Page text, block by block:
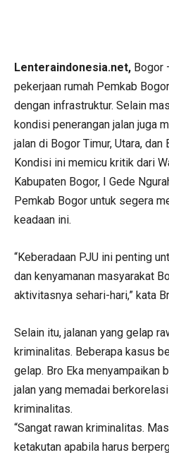
Lenteraindonesia.net, Bogor
pekerjaan rumah Pemkab
dengan infrastruktur. Selain
kondisi penerangan jalan juga
jalan di Bogor Timur, Utara, dan
Kondisi ini memicu kritik dari
Kabupaten Bogor, I Gede
Pemkab Bogor untuk segera
keadaan ini.
“Keberadaan PJU ini penting
dan kenyamanan masyarakat
aktivitasnya sehari-hari,” kata
Selain itu, jalanan yang gelap
kriminalitas. Beberapa kasus
gelap. Bro Eka menyampaikan
jalan yang memadai
kriminalitas.
“Sangat rawan kriminalitas.
ketakutan apabila harus